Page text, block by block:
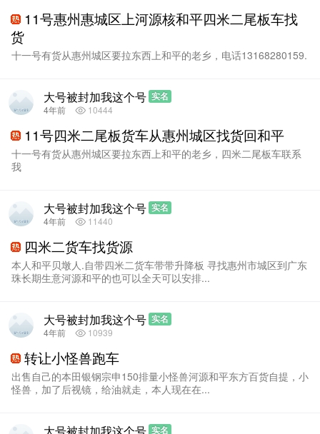
11号惠州惠城区上河源核和平四米二尾板车找
货
十一号有货从惠州城区要拉东西上和平的老乡，电话13168280159.
实名
大号被封加我这个号
4年前 10444
11号四米二尾板货车从惠州城区找货回和平
十一号有货从惠州城区要拉东西上和平的老乡，四米二尾板车联系
我
实名
大号被封加我这个号
4年前 11440
四米二货车找货源
本人和平贝墩人.自带四米二货车带带升降板 寻找惠州市城区到广东
珠长期生意河源和平的也可以全天可以安排...
实名
大号被封加我这个号
4年前 10939
转让小怪兽跑车
出售自己的本田银钢宗申150排量小怪兽河源和平东方百货自提，小
怪兽，加了后视镜，给油就走，本人现在在...
实名